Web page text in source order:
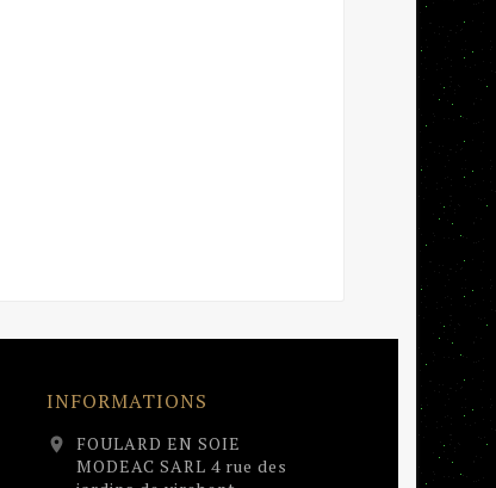
INFORMATIONS
location_on
FOULARD EN SOIE
MODEAC SARL 4 rue des